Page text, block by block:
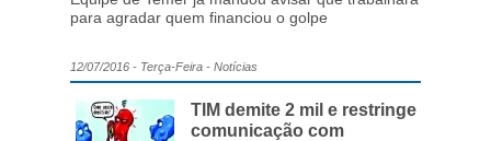
para agradar quem financiou o golpe
12/07/2016 - Terça-Feira - Notícias
TIM demite 2 mil e restringe
comunicação com